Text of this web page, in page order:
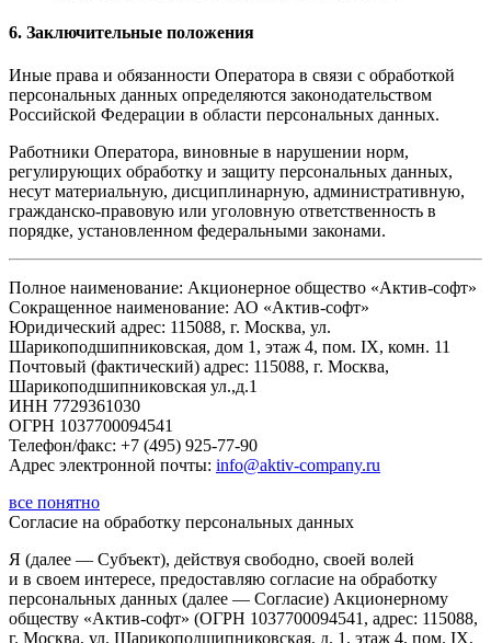
6. Заключительные положения
Иные права и обязанности Оператора в связи с обработкой
персональных данных определяются законодательством
Российской Федерации в области персональных данных.
Работники Оператора, виновные в нарушении норм,
регулирующих обработку и защиту персональных данных,
несут материальную, дисциплинарную, административную,
гражданско-правовую или уголовную ответственность в
порядке, установленном федеральными законами.
Полное наименование: Акционерное общество «Актив-софт»
Сокращенное наименование: АО «Актив-софт»
Юридический адрес: 115088, г. Москва, ул.
Шарикоподшипниковская, дом 1, этаж 4, пом. IX, комн. 11
Почтовый (фактический) адрес: 115088, г. Москва,
Шарикоподшипниковская ул.,д.1
ИНН 7729361030
ОГРН 1037700094541
Телефон/факс: +7 (495) 925-77-90
Адрес электронной почты: info@aktiv-company.ru
все понятно
Согласие на обработку персональных данных
Я (далее — Субъект), действуя свободно, своей волей
и в своем интересе, предоставляю согласие на обработку
персональных данных (далее — Согласие) Акционерному
обществу «Актив-софт» (ОГРН 1037700094541, адрес: 115088,
г. Москва, ул. Шарикоподшипниковская, д. 1, этаж 4, пом. IX,